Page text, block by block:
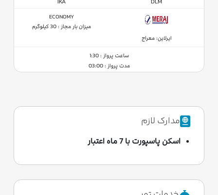
ایرلاین: معراج
ECONOMY
میزان بار مجاز : 30 کیلوگرم
ساعت پرواز : 1:30
مدت پرواز : 03:00
مدارک لازم
اسکن پاسپورت با 7 ماه اعتبار